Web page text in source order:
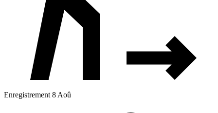
Enregistrement 8 Aoû